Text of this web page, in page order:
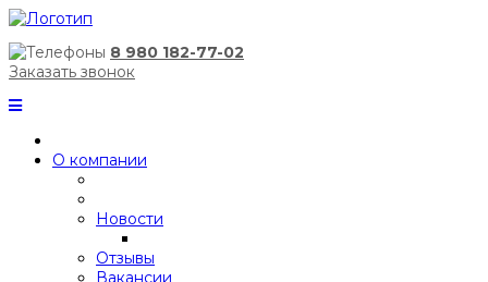
8 980 182-77-02
Заказать звонок
О компании
Новости
Отзывы
Вакансии